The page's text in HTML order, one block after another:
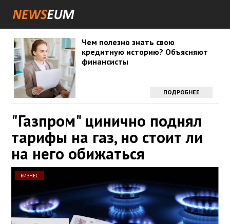
Чем полезно знать свою
кредитную историю? Объясняют
финансисты
ПОДРОБНЕЕ
"Газпром" цинично поднял
тарифы на газ, но стоит ли
на него обижаться
БИЗНЕС